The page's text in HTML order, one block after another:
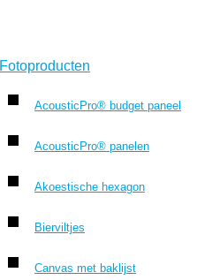
Fotoproducten
AcousticPro® budget paneel
AcousticPro® panelen
Akoestische hexagon
Bierviltjes
Canvas met baklijst